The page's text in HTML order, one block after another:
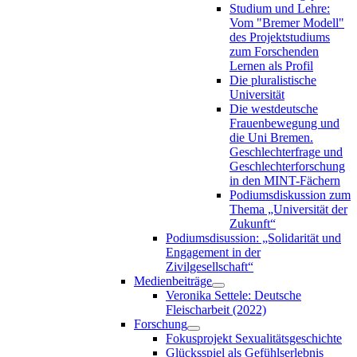
Studium und Lehre:
Vom "Bremer Modell"
des Projektstudiums
zum Forschenden
Lernen als Profil
Die pluralistische
Universität
Die westdeutsche
Frauenbewegung und
die Uni Bremen.
Geschlechterfrage und
Geschlechterforschung
in den MINT-Fächern
Podiumsdiskussion zum
Thema „Universität der
Zukunft“
Podiumsdisussion: „Solidarität und
Engagement in der
Zivilgesellschaft“
Medienbeiträge
Veronika Settele: Deutsche
Fleischarbeit (2022)
Forschung
Fokusprojekt Sexualitätsgeschichte
Glücksspiel als Gefühlserlebnis